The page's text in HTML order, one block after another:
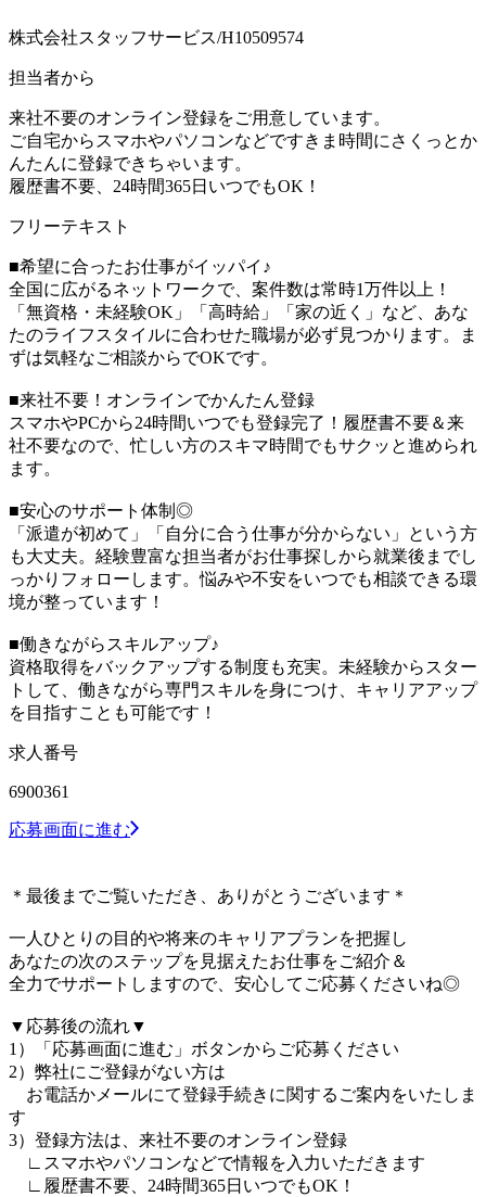
株式会社スタッフサービス/H10509574
担当者から
来社不要のオンライン登録をご用意しています。
ご自宅からスマホやパソコンなどですきま時間にさくっとか
んたんに登録できちゃいます。
履歴書不要、24時間365日いつでもOK！
フリーテキスト
■希望に合ったお仕事がイッパイ♪
全国に広がるネットワークで、案件数は常時1万件以上！
「無資格・未経験OK」「高時給」「家の近く」など、あな
たのライフスタイルに合わせた職場が必ず見つかります。ま
ずは気軽なご相談からでOKです。
■来社不要！オンラインでかんたん登録
スマホやPCから24時間いつでも登録完了！履歴書不要＆来
社不要なので、忙しい方のスキマ時間でもサクッと進められ
ます。
■安心のサポート体制◎
「派遣が初めて」「自分に合う仕事が分からない」という方
も大丈夫。経験豊富な担当者がお仕事探しから就業後までし
っかりフォローします。悩みや不安をいつでも相談できる環
境が整っています！
■働きながらスキルアップ♪
資格取得をバックアップする制度も充実。未経験からスター
トして、働きながら専門スキルを身につけ、キャリアアップ
を目指すことも可能です！
求人番号
6900361
応募画面に進む
＊最後までご覧いただき、ありがとうございます＊
一人ひとりの目的や将来のキャリアプランを把握し
あなたの次のステップを見据えたお仕事をご紹介＆
全力でサポートしますので、安心してご応募くださいね◎
▼応募後の流れ▼
1）「応募画面に進む」ボタンからご応募ください
2）弊社にご登録がない方は
お電話かメールにて登録手続きに関するご案内をいたしま
す
3）登録方法は、来社不要のオンライン登録
∟スマホやパソコンなどで情報を入力いただきます
∟履歴書不要、24時間365日いつでもOK！